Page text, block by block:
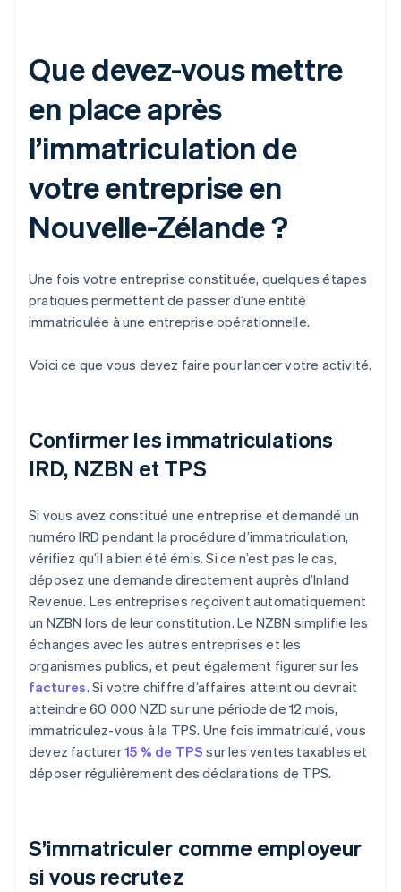
Que devez-vous mettre
en place après
l’immatriculation de
votre entreprise en
Nouvelle-Zélande ?
Une fois votre entreprise constituée, quelques étapes
pratiques permettent de passer d’une entité
immatriculée à une entreprise opérationnelle.
Voici ce que vous devez faire pour lancer votre activité.
Confirmer les immatriculations
IRD, NZBN et TPS
Si vous avez constitué une entreprise et demandé un
numéro IRD pendant la procédure d’immatriculation,
vérifiez qu’il a bien été émis. Si ce n’est pas le cas,
déposez une demande directement auprès d’Inland
Revenue. Les entreprises reçoivent automatiquement
un NZBN lors de leur constitution. Le NZBN simplifie les
échanges avec les autres entreprises et les
organismes publics, et peut également figurer sur les
factures. Si votre chiffre d’affaires atteint ou devrait
atteindre 60 000 NZD sur une période de 12 mois,
immatriculez-vous à la TPS. Une fois immatriculé, vous
devez facturer15 % de TPS sur les ventes taxables et
déposer régulièrement des déclarations de TPS.
S’immatriculer comme employeur
si vous recrutez